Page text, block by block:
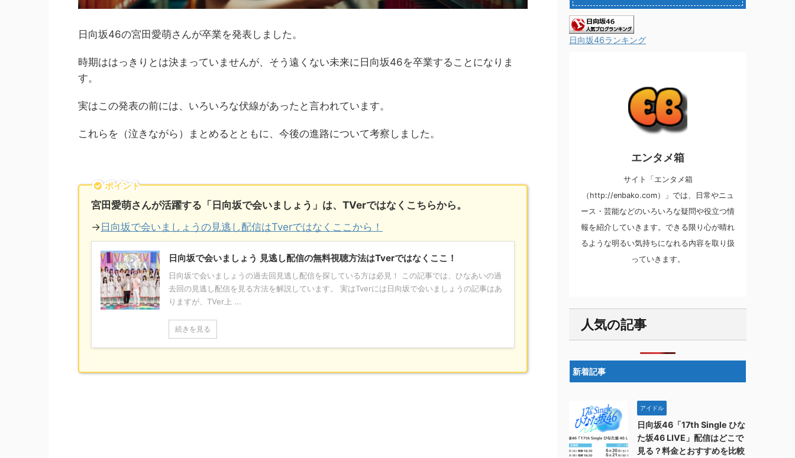
日向坂46の宮田愛萌さんが卒業を発表しました。
時期ははっきりとは決まっていませんが、そう遠くない未来に日向坂46を卒業することになりま
す。
実はこの発表の前には、いろいろな伏線があったと言われています。
これらを（泣きながら）まとめるとともに、今後の進路について考察しました。
ポイント
宮田愛萌さんが活躍する「日向坂で会いましょう」は、TVerではなくこちらから。
→ 日向坂で会いましょうの見逃し配信はTverではなくここから！
日向坂で会いましょう 見逃し配信の無料視聴方法はTverではなくここ！
日向坂で会いましょうの過去回見逃し配信を探している方は必見！ この記事では、ひなあいの過
去回の見逃し配信を見る方法を解説しています。 実はTverには日向坂で会いましょうの記事はあ
りますが、TVer上 ...
続きを見る
日向坂46ランキング
エンタメ箱
サイト「エンタメ箱
（http://enbako.com）」では、日常やニュ
ース・芸能などのいろいろな疑問や役立つ情
報を紹介していきます。できる限り心が晴れ
るような明るい気持ちになれる内容を取り扱
っていきます。
人気の記事
新着記事
アイドル
日向坂46「17th Single ひな
た坂46 LIVE」配信はどこで
見る？料金とおすすめを比較